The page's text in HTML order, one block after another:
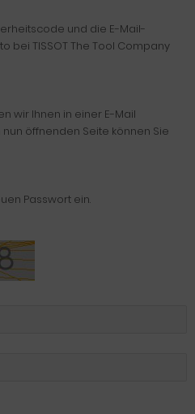
und die E-Mail-
bei TISSOT The Tool Company
wir Ihnen in einer E-Mail
öffnenden Seite können Sie
Passwort ein.